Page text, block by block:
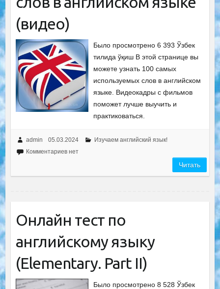
(видео)
Было просмотрено 6 393 Ўзбек
тилида ўқиш В этой странице вы
можете узнать 100 самых
используемых слов в английском
языке. Видеокадры с фильмов
поможет лучше выучить и
практиковаться.
admin 05.03.2024
Изучаем английский язык!
Комментариев нет
Читать
Онлайн тест по
английскому языку
(Elementary. Part II)
Было просмотрено 8 528 Ўзбек